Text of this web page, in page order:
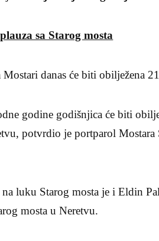
sa Starog mosta
danas će biti obilježena
godine godišnjica će biti
potvrdio je portparol Mostara
luku Starog mosta je i Eldin
mosta u Neretvu.